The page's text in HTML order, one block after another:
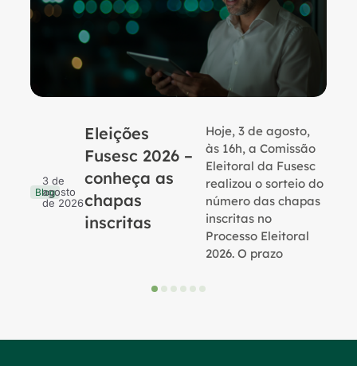
Blog
3 de
agosto
de 2026
Eleições
Fusesc 2026 –
conheça as
chapas
inscritas
Hoje, 3 de agosto,
às 16h, a Comissão
Eleitoral da Fusesc
realizou o sorteio do
número das chapas
inscritas no
Processo Eleitoral
2026. O prazo